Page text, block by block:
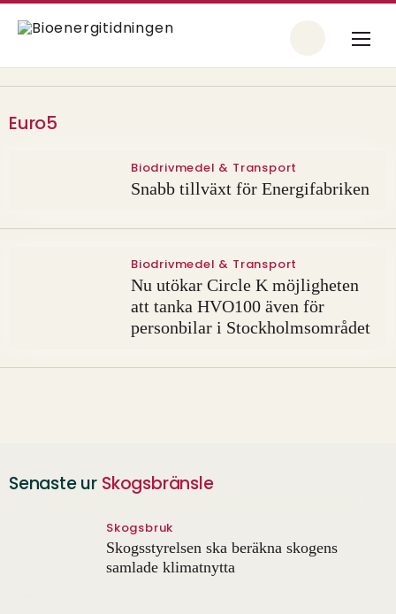
Euro5
Biodrivmedel & Transport
Snabb tillväxt för Energifabriken
Biodrivmedel & Transport
Nu utökar Circle K möjligheten
att tanka HVO100 även för
personbilar i Stockholmsområdet
Senaste ur Skogsbränsle
Skogsbruk
Skogsstyrelsen ska beräkna skogens
samlade klimatnytta